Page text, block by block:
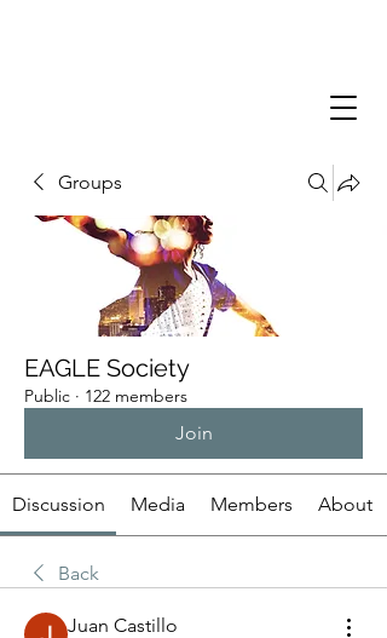
Groups
EAGLE Society
Public · 122 members
Join
Discussion Media Members About
Back
Juan Castillo